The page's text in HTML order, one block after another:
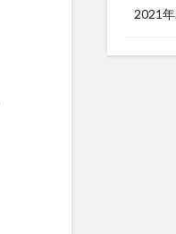
2021